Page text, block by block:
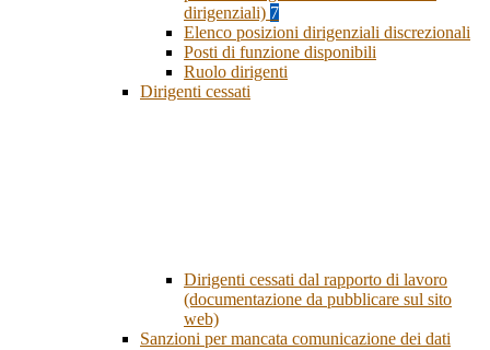
dirigenziali) 7
Elenco posizioni dirigenziali discrezionali
Posti di funzione disponibili
Ruolo dirigenti
Dirigenti cessati
Dirigenti cessati dal rapporto di lavoro
(documentazione da pubblicare sul sito
web)
Sanzioni per mancata comunicazione dei dati